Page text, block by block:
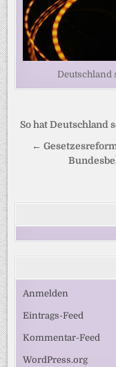
Deutschland
So hat Deutschland
←
Anmelden
Eintrags-Feed
Kommentar-Feed
WordPress.org